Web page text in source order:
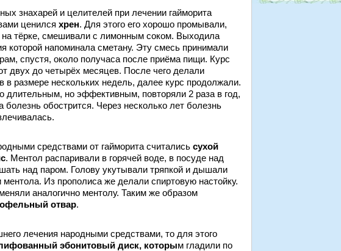
знахарей и целителей при лечении гайморита
ценился хрен. Для этого его хорошо промывали,
тёрке, смешивали с лимонным соком. Выходила
которой напоминала сметану. Эту смесь принимали
спустя, около получаса после приёма пищи. Курс
двух до четырёх месяцев. После чего делали
в размере нескольких недель, далее курс продолжали.
длительным, но эффективным, повторяли 2 раза в год,
болезнь обострится. Через несколько лет болезнь
средствами от гайморита считались сухой
. Ментол распаривали в горячей воде, в посуде над
над паром. Голову укутывали тряпкой и дышали
Из прополиса же делали спиртовую настойку.
аналогично ментолу. Таким же образом
отвар.
лечения народными средствами, то для этого
эбонитовый диск, которым гладили по